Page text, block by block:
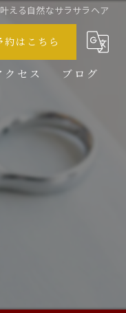
える自然なサラサラヘア
約はこちら
クセス ブログ
コラム